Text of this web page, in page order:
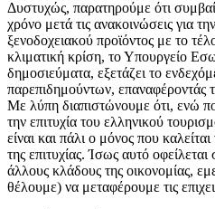
Δυστυχώς, παρατηρούμε ότι
χρόνο μετά τις ανακοινώσεις για
ξενοδοχειακού προϊόντος με το
κλιματική κρίση, το Υπουργείο
δημοσιεύματα, εξετάζει το
παρεπιδημούντων, επαναφέροντάς
Με λύπη διαπιστώνουμε ότι, ενώ
την επιτυχία του ελληνικού
είναι και πάλι ο μόνος που
της επιτυχίας. Ίσως αυτό
άλλους κλάδους της οικονομίας,
θέλουμε) να μεταφέρουμε τις